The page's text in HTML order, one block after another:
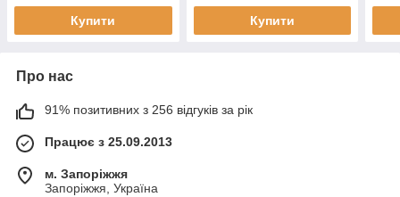
Купити Купити
Про нас
91% позитивних з 256 відгуків за рік
Працює з 25.09.2013
м. Запоріжжя
Запоріжжя, Україна